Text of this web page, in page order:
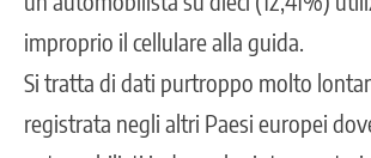
improprio il cellulare alla guida.
Si tratta di dati purtroppo molto
registrata negli altri Paesi europei